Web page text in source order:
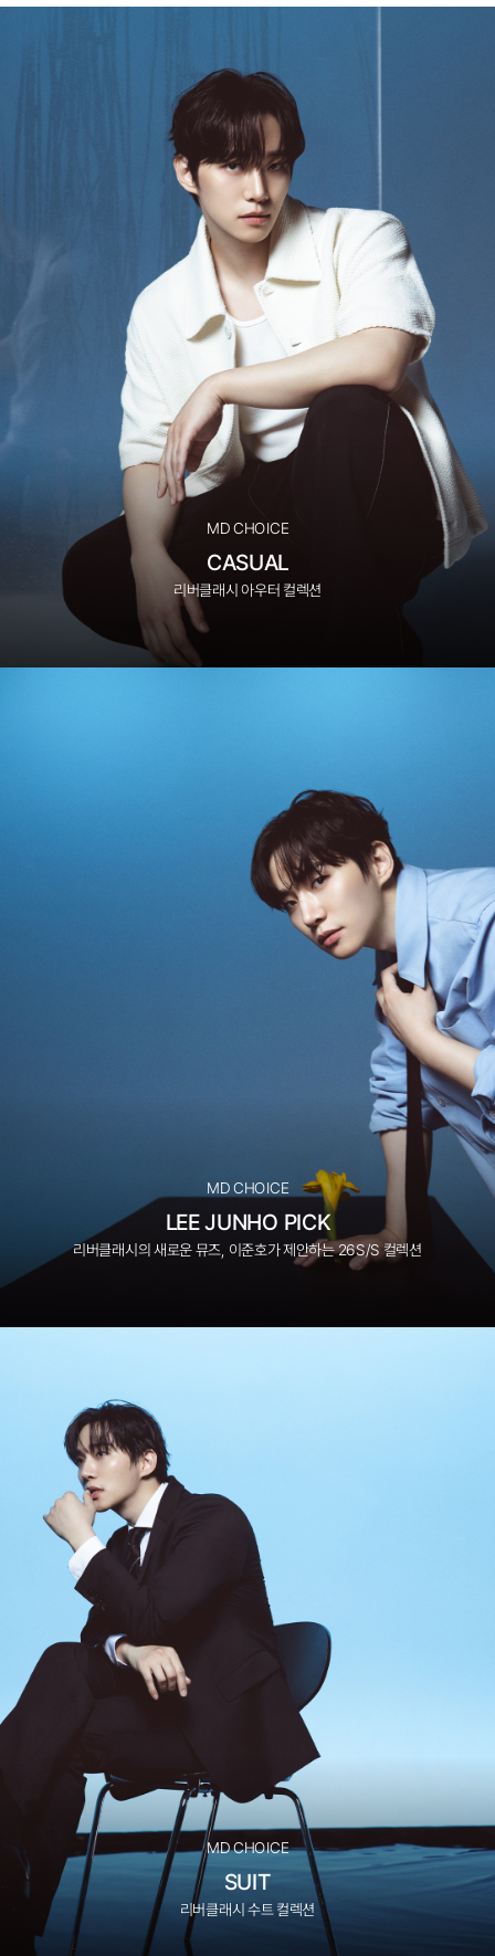
MD CHOICE
CASUAL
리버클래시 아우터 컬렉션
MD CHOICE
LEE JUNHO PICK
리버클래시의 새로운 뮤즈, 이준호가 제안하는 26S/S 컬렉션
MD CHOICE
SUIT
리버클래시 수트 컬렉션